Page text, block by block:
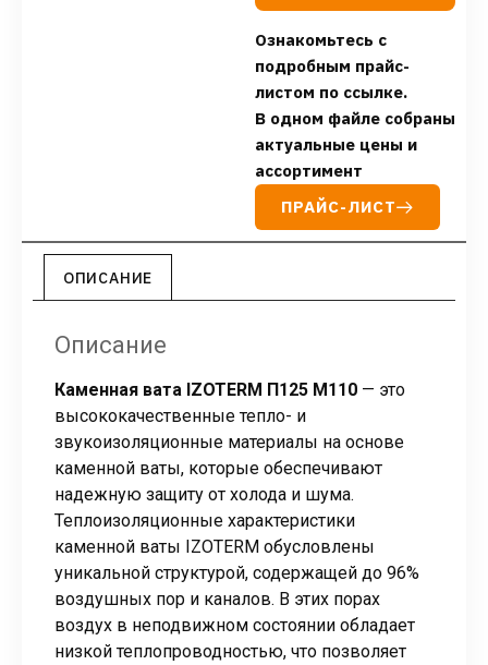
Ознакомьтесь с
подробным прайс-
листом по ссылке.
В одном файле собраны
актуальные цены и
ассортимент
ПРАЙС-ЛИСТ
ОПИСАНИЕ
Описание
Каменная вата IZOTERM П125 М110 — это
высококачественные тепло- и
звукоизоляционные материалы на основе
каменной ваты, которые обеспечивают
надежную защиту от холода и шума.
Теплоизоляционные характеристики
каменной ваты IZOTERM обусловлены
уникальной структурой, содержащей до 96%
воздушных пор и каналов. В этих порах
воздух в неподвижном состоянии обладает
низкой теплопроводностью, что позволяет